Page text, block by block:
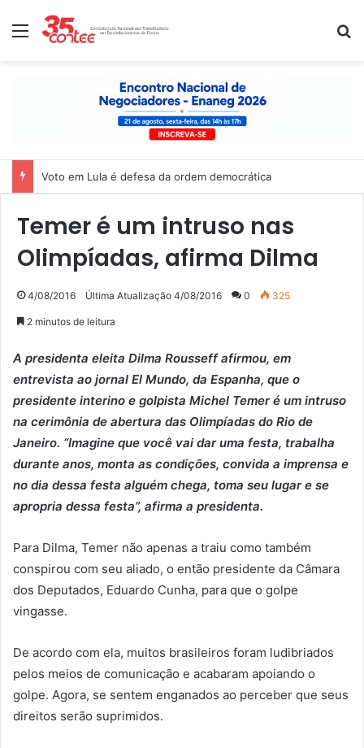
Menu
Voto em Lula é defesa da ordem democrática
Temer é um intruso nas
Olimpíadas, afirma Dilma
4/08/2016 Última Atualização 4/08/2016 0 325
2 minutos de leitura
A presidenta eleita Dilma Rousseff afirmou, em
entrevista ao jornal El Mundo, da Espanha, que o
presidente interino e golpista Michel Temer é um intruso
na cerimônia de abertura das Olimpíadas do Rio de
Janeiro. “Imagine que você vai dar uma festa, trabalha
durante anos, monta as condições, convida a imprensa e
no dia dessa festa alguém chega, toma seu lugar e se
apropria dessa festa”, afirma a presidenta.
Para Dilma, Temer não apenas a traiu como também
conspirou com seu aliado, o então presidente da Câmara
dos Deputados, Eduardo Cunha, para que o golpe
vingasse.
De acordo com ela, muitos brasileiros foram ludibriados
pelos meios de comunicação e acabaram apoiando o
golpe. Agora, se sentem enganados ao perceber que seus
direitos serão suprimidos.